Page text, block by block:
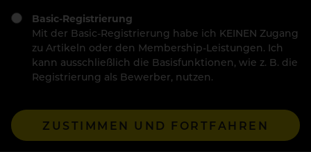
Basic-Registrierung
Mit der Basic-Registrierung habe ich KEINEN Zugang
zu Artikeln oder den Membership-Leistungen. Ich
kann ausschließlich die Basisfunktionen, wie z. B. die
Registrierung als Bewerber, nutzen.
ZUSTIMMEN UND FORTFAHREN